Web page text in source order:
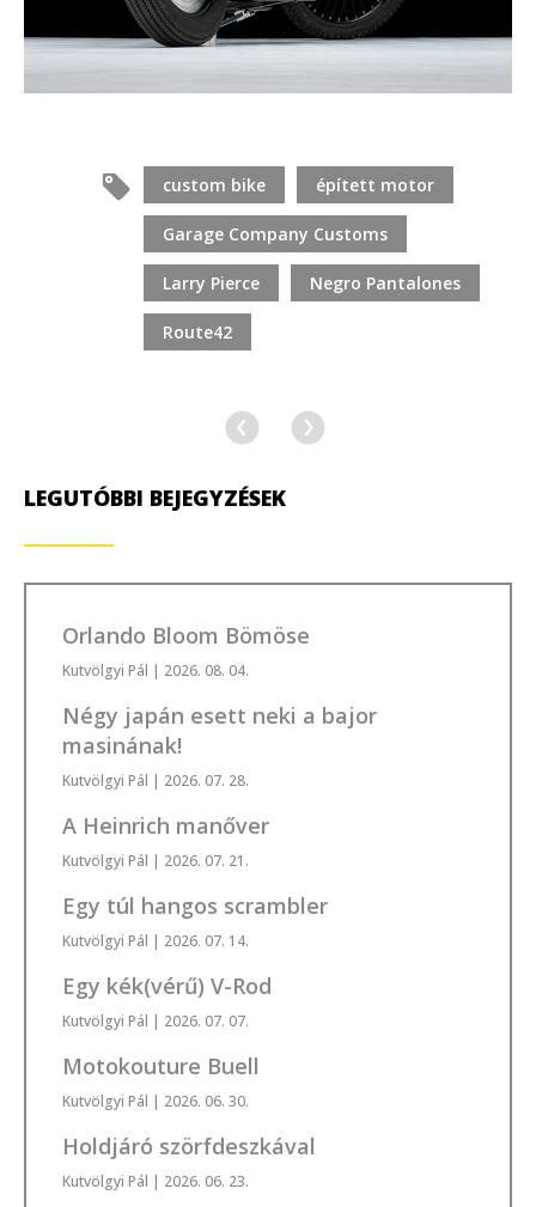
custom bike épített motor
Garage Company Customs
Larry Pierce Negro Pantalones
Route42
LEGUTÓBBI BEJEGYZÉSEK
Orlando Bloom Bömöse
Kutvölgyi Pál | 2026. 08. 04.
Négy japán esett neki a bajor
masinának!
Kutvölgyi Pál | 2026. 07. 28.
A Heinrich manőver
Kutvölgyi Pál | 2026. 07. 21.
Egy túl hangos scrambler
Kutvölgyi Pál | 2026. 07. 14.
Egy kék(vérű) V-Rod
Kutvölgyi Pál | 2026. 07. 07.
Motokouture Buell
Kutvölgyi Pál | 2026. 06. 30.
Holdjáró szörfdeszkával
Kutvölgyi Pál | 2026. 06. 23.